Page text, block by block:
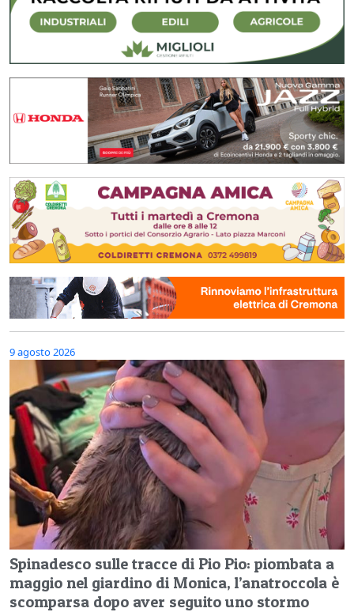
9 agosto 2026
Spinadesco sulle tracce di Pio Pio: piombata a
maggio nel giardino di Monica, l’anatroccola è
scomparsa dopo aver seguito uno stormo